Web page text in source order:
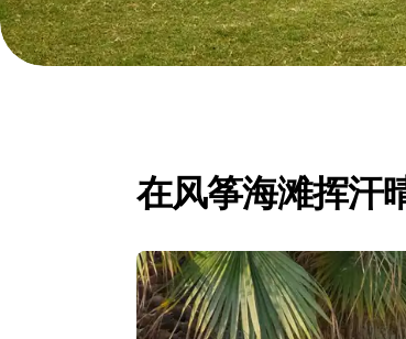
在风筝海滩挥汗